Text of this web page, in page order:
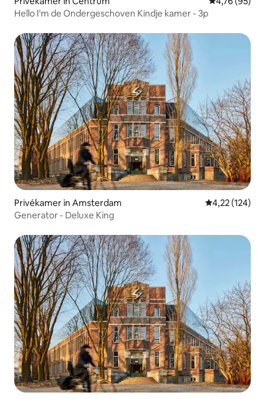
Hello I'm de Ondergeschoven Kindje kamer - 3p
Privékamer in Amsterdam Gemiddelde
4,22 (124)
Generator - Deluxe King